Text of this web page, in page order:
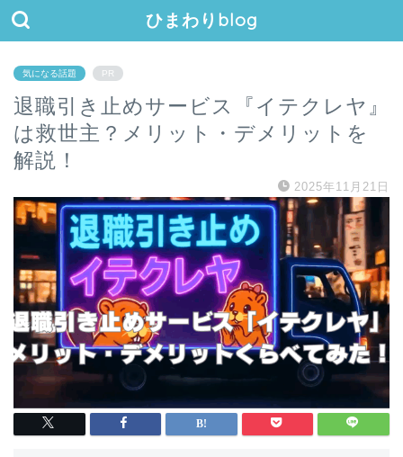
ひまわりblog
気になる話題 PR
退職引き止めサービス『イテクレヤ』
は救世主？メリット・デメリットを
解説！
2025年11月21日